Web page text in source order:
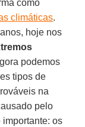
como
climáticas.
hoje nos
podemos
tipos de
na
pelo
importante: os